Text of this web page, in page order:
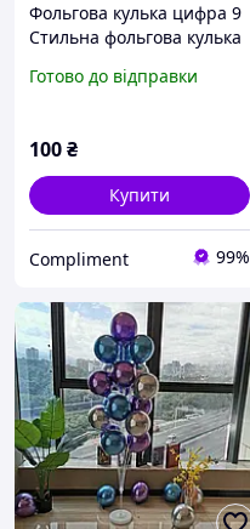
Фольгова кулька цифра 9
Стильна фольгова кулька
висотоюрозмір 40 см,
Готово до відправки
100₴
Купити
Compliment 99%